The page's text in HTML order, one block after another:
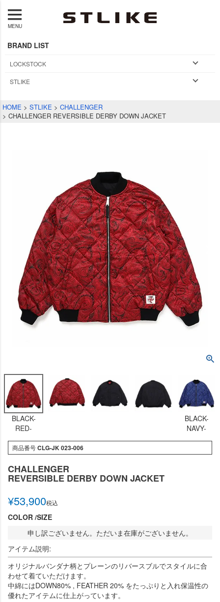
MENU
BRAND LIST
LOCKSTOCK
STLIKE
HOME STLIKE
CHALLENGER
CHALLENGER REVERSIBLE DERBY DOWN JACKET
BLACK-
RED-
BLACK-
NAVY-
商品番号CLG-JK 023-006
CHALLENGER
REVERSIBLE DERBY DOWN JACKET
¥53,900税込
COLOR SIZE
申し訳ございません。ただいま在庫がございません。
アイテム説明:
オリジナルバンダナ柄とプレーンのリバースブルでスタイルに合
わせて着ていただけます。
中綿にはDOWN80% , FEATHER 20% をたっぷりと入れ保温性の
優れたアイテムに仕上がっています。